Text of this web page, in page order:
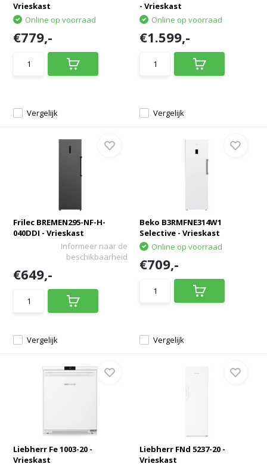
Vrieskast
Vergelijk
Online op voorraad
€779,-
- Vrieskast
Vergelijk
Online op voorraad
€1.599,-
Frilec BREMEN295-NF-H-
040DDI - Vrieskast
Vergelijk
Informeer naar de
beschikbaarheid
€649,-
Beko B3RMFNE314W1
Selective - Vrieskast
Vergelijk
Online op voorraad
€709,-
Liebherr Fe 1003-20 -
Vrieskast
Liebherr FNd 5237-20 -
Vrieskast